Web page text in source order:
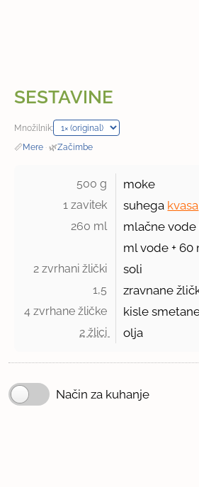
SESTAVINE
Množilnik:
📏Mere · 🌿Začimbe
500 g moke
1 zavitek suhega kvasa
260 ml mlačne
mlvode + 60
2 zvrhani žlički soli
1,5 zravnane
4 zvrhane žličke kisle
2 žlici olja
Način za kuhanje